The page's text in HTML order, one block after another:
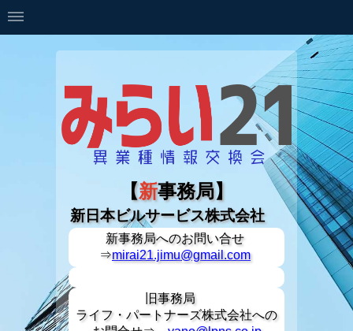
【新事務局】
新日本ビルサービス株式会社
新事務局へのお問い合せ
⇒mirai21.jimu@gmail.com
旧事務局
ライフ・パートナーズ株式会社への